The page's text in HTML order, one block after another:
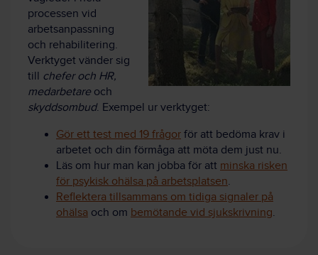
processen vid
arbetsanpassning
och rehabilitering.
Verktyget vänder sig
till chefer och HR,
medarbetare och
skyddsombud. Exempel ur verktyget:
Gör ett test med 19 frågor för att bedöma krav i
arbetet och din förmåga att möta dem just nu.
Läs om hur man kan jobba för att minska risken
för psykisk ohälsa på arbetsplatsen.
Reflektera tillsammans om tidiga signaler på
ohälsa och om bemötande vid sjukskrivning.